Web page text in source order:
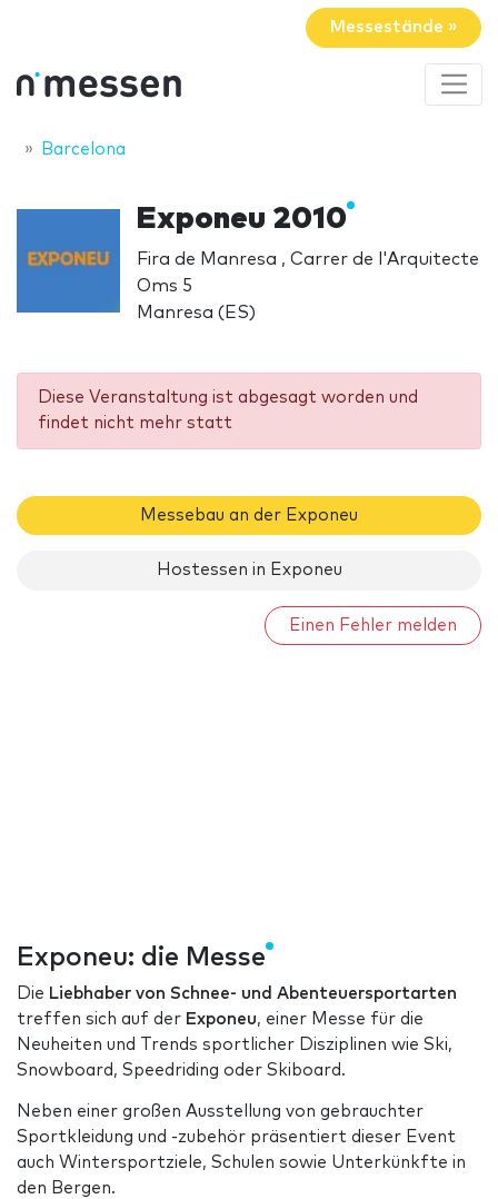
Messestände »
Barcelona
Exponeu 2010
Fira de Manresa , Carrer de l'Arquitecte
Oms 5
Manresa (ES)
Diese Veranstaltung ist abgesagt worden und
findet nicht mehr statt
Messebau an der Exponeu
Hostessen in Exponeu
Einen Fehler melden
Exponeu: die Messe
Die Liebhaber von Schnee- und Abenteuersportarten
treffen sich auf der Exponeu, einer Messe für die
Neuheiten und Trends sportlicher Disziplinen wie Ski,
Snowboard, Speedriding oder Skiboard.
Neben einer großen Ausstellung von gebrauchter
Sportkleidung und -zubehör präsentiert dieser Event
auch Wintersportziele, Schulen sowie Unterkünkfte in
den Bergen.